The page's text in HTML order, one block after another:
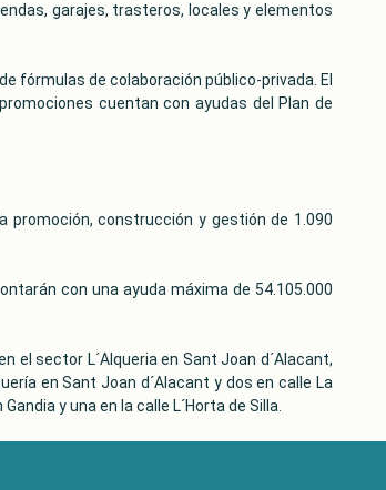
garajes, trasteros, locales y elementos
fórmulas de colaboración público-privada. El
cuentan con ayudas del Plan de
promoción, construcción y gestión de 1.090
con una ayuda máxima de 54.105.000
el sector L´Alqueria en Sant Joan d´Alacant,
en Sant Joan d´Alacant y dos en calle La
y una en la calle L´Horta de Silla.